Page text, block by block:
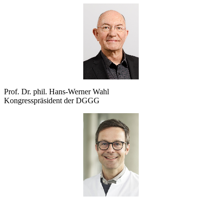
Prof. Dr. phil. Hans-Werner Wahl
Kongresspräsident der DGGG